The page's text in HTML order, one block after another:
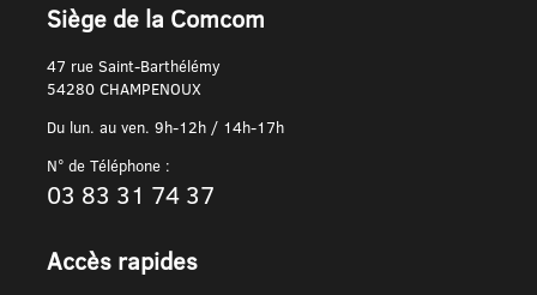
Siège de la Comcom
47 rue Saint-Barthélémy
54280 CHAMPENOUX
Du lun. au ven. 9h-12h / 14h-17h
N° de Téléphone :
03 83 31 74 37
Accès rapides